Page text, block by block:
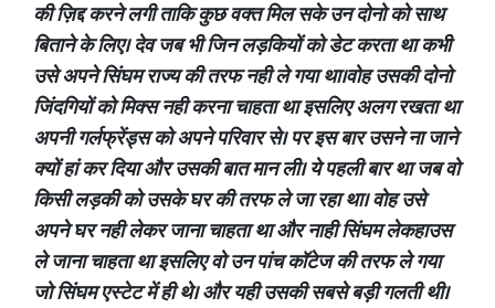
की ज़िद्द करने लगी ताकि कुछ वक्त मिल सके उन दोनो को साथ
बिताने के लिए। देव जब भी जिन लड़कियों को डेट करता था कभी
उसे अपने सिंघम राज्य की तरफ नही ले गया था।वोह उसकी दोनो
जिंदगियों को मिक्स नही करना चाहता था इसलिए अलग रखता था
अपनी गर्लफ्रेंड्स को अपने परिवार से। पर इस बार उसने ना जाने
क्यों हां कर दिया और उसकी बात मान ली। ये पहली बार था जब वो
किसी लड़की को उसके घर की तरफ ले जा रहा था। वोह उसे
अपने घर नही लेकर जाना चाहता था और नाही सिंघम लेकहाउस
ले जाना चाहता था इसलिए वो उन पांच कॉटेज की तरफ ले गया
जो सिंघम एस्टेट में ही थे। और यही उसकी सबसे बड़ी गलती थी।